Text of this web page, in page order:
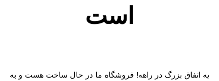
است
یه اتفاق بزرگ در راهه! فروشگاه ما در حال ساخت هست و به